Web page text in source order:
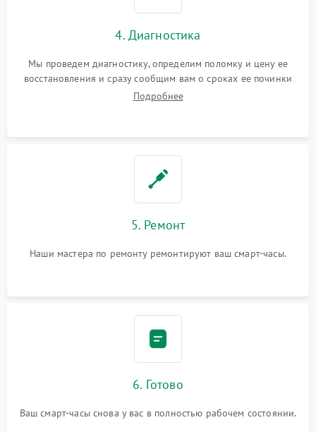
4. Диагностика
Мы проведем диагностику, определим поломку и цену ее
восстановления и сразу сообщим вам о сроках ее починки
Подробнее
5. Ремонт
Наши мастера по ремонту ремонтируют ваш смарт-часы.
6. Готово
Ваш смарт-часы снова у вас в полностью рабочем состоянии.